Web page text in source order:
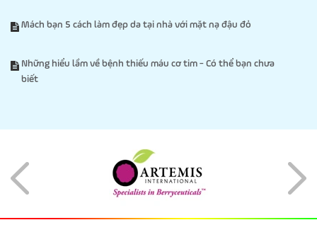
Mách bạn 5 cách làm đẹp da tại nhà với mặt nạ đậu đỏ
Những hiểu lầm về bệnh thiếu máu cơ tim - Có thể bạn chưa
biết